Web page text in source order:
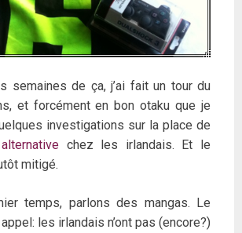
semaines de ça, j’ai fait un tour du
et forcément en bon otaku que je
investigations sur la place de
chez les irlandais. Et le
mitigé.
temps, parlons des mangas. Le
les irlandais n’ont pas (encore?)